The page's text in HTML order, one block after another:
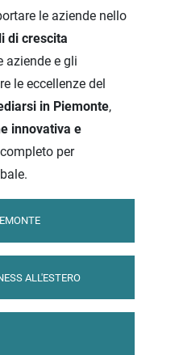
per la
del Prodotto
Lettere Di Credito,
e nelle Standby
come usare
digitali per
e
le aziende nello
di crescita
aziende e gli
le eccellenze del
in Piemonte,
innovativa e
completo per
ALL'ESTERO